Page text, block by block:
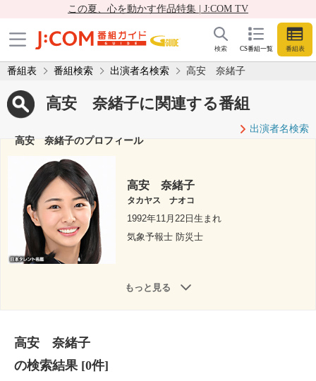
この夏、心を動かす作品特集 | J:COM TV
CS番組一覧 番組表
検索
番組表 番組検索 出演者名検索 高安 奈緒子
高安 奈緒子に関連する番組
出演者名検索
高安 奈緒子のプロフィール
高安 奈緒子
タカヤス ナオコ
1992年11月22日生まれ
気象予報士 防災士
もっと見る
高安 奈緒子
の検索結果[0件]